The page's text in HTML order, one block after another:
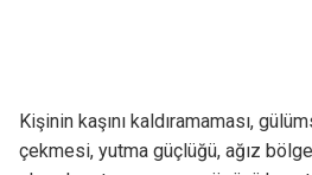
Kişinin kaşını kaldıramaması,
çekmesi, yutma güçlüğü, ağız